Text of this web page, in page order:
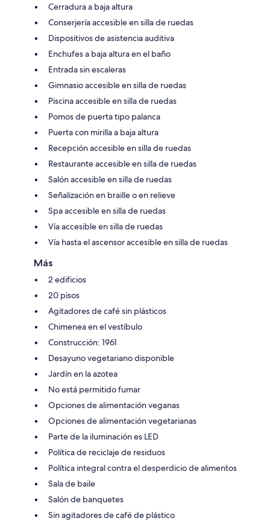
Cerradura a baja altura
Conserjería accesible en silla de ruedas
Dispositivos de asistencia auditiva
Enchufes a baja altura en el baño
Entrada sin escaleras
Gimnasio accesible en silla de ruedas
Piscina accesible en silla de ruedas
Pomos de puerta tipo palanca
Puerta con mirilla a baja altura
Recepción accesible en silla de ruedas
Restaurante accesible en silla de ruedas
Salón accesible en silla de ruedas
Señalización en braille o en relieve
Spa accesible en silla de ruedas
Vía accesible en silla de ruedas
Vía hasta el ascensor accesible en silla de ruedas
Más
2 edificios
20 pisos
Agitadores de café sin plásticos
Chimenea en el vestíbulo
Construcción: 1961
Desayuno vegetariano disponible
Jardín en la azotea
No está permitido fumar
Opciones de alimentación veganas
Opciones de alimentación vegetarianas
Parte de la iluminación es LED
Política de reciclaje de residuos
Política integral contra el desperdicio de alimentos
Sala de baile
Salón de banquetes
Sin agitadores de café de plástico